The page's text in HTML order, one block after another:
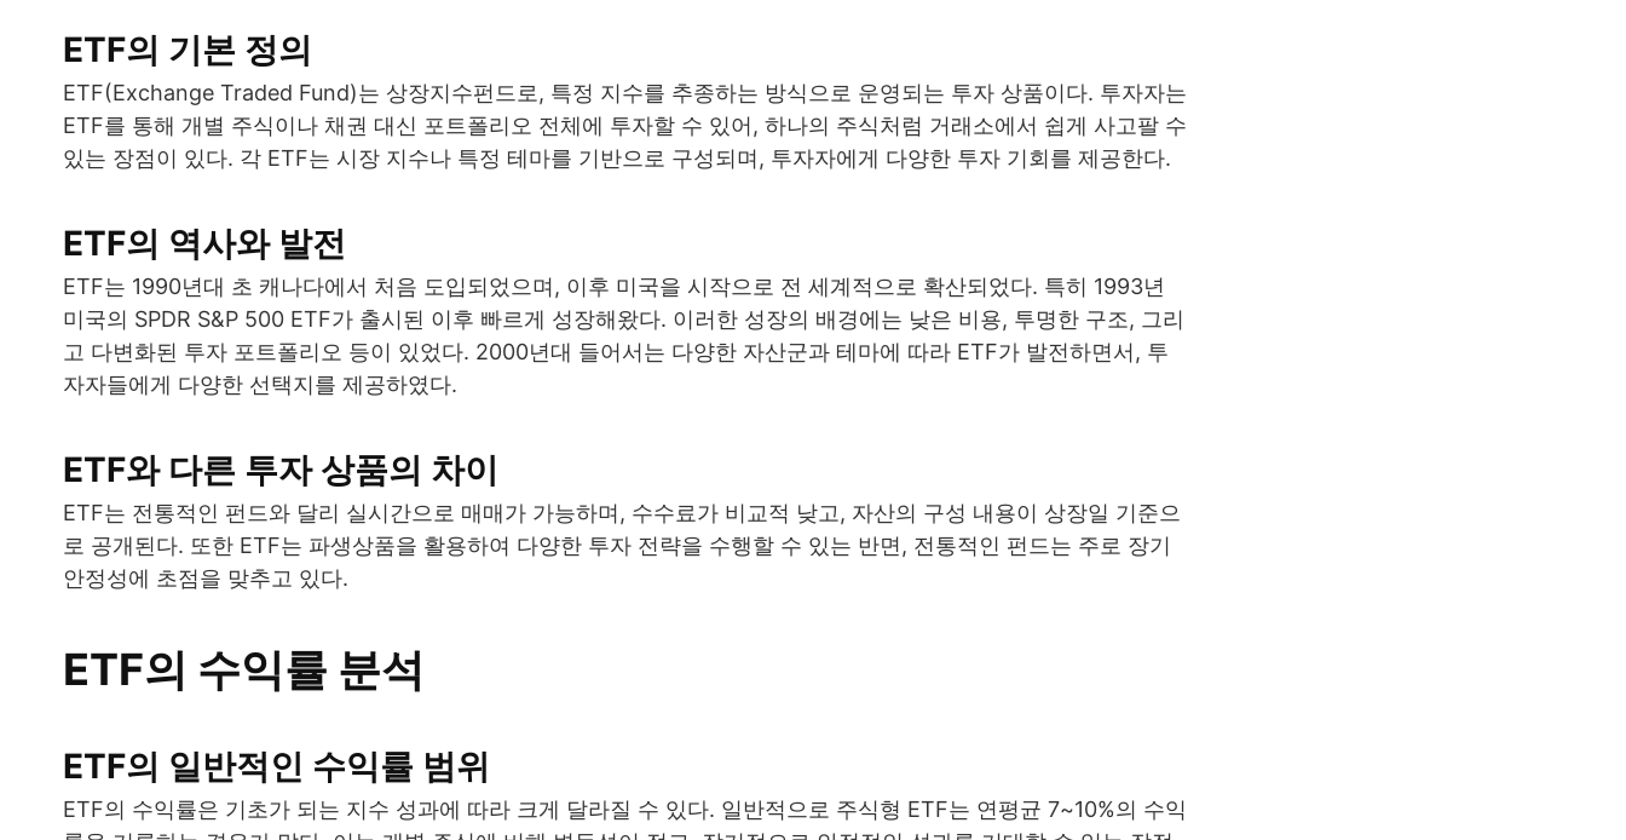
ETF의 기본 정의
ETF(Exchange Traded Fund)는 상장지수펀드로, 특정 지수를 추종하는 방식으로 운영되는 투자 상품이다. 투자자는
ETF를 통해 개별 주식이나 채권 대신 포트폴리오 전체에 투자할 수 있어, 하나의 주식처럼 거래소에서 쉽게 사고팔 수
있는 장점이 있다. 각 ETF는 시장 지수나 특정 테마를 기반으로 구성되며, 투자자에게 다양한 투자 기회를 제공한다.
ETF의 역사와 발전
ETF는 1990년대 초 캐나다에서 처음 도입되었으며, 이후 미국을 시작으로 전 세계적으로 확산되었다. 특히 1993년
미국의 SPDR S&P 500 ETF가 출시된 이후 빠르게 성장해왔다. 이러한 성장의 배경에는 낮은 비용, 투명한 구조, 그리
고 다변화된 투자 포트폴리오 등이 있었다. 2000년대 들어서는 다양한 자산군과 테마에 따라 ETF가 발전하면서, 투
자자들에게 다양한 선택지를 제공하였다.
ETF와 다른 투자 상품의 차이
ETF는 전통적인 펀드와 달리 실시간으로 매매가 가능하며, 수수료가 비교적 낮고, 자산의 구성 내용이 상장일 기준으
로 공개된다. 또한 ETF는 파생상품을 활용하여 다양한 투자 전략을 수행할 수 있는 반면, 전통적인 펀드는 주로 장기
안정성에 초점을 맞추고 있다.
ETF의 수익률 분석
ETF의 일반적인 수익률 범위
ETF의 수익률은 기초가 되는 지수 성과에 따라 크게 달라질 수 있다. 일반적으로 주식형 ETF는 연평균 7~10%의 수익